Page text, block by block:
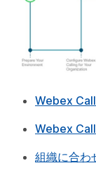
Webex
Webex
組織に合わ